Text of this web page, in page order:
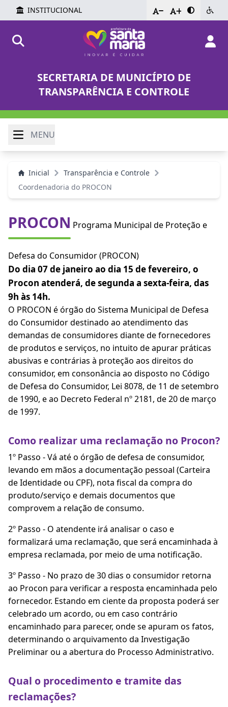
INSTITUCIONAL - +
SECRETARIA DE MUNICÍPIO DE
TRANSPARÊNCIA E CONTROLE
MENU
Inicial
Transparência e Controle
Coordenadoria do PROCON
PROCON Programa Municipal de Proteção e
Defesa do Consumidor (PROCON)
Do dia 07 de janeiro ao dia 15 de fevereiro, o
Procon atenderá, de segunda a sexta-feira, das
9h às 14h.
O PROCON é órgão do Sistema Municipal de Defesa
do Consumidor destinado ao atendimento das
demandas de consumidores diante de fornecedores
de produtos e serviços, no intuito de apurar práticas
abusivas e contrárias à proteção aos direitos do
consumidor, em consonância ao disposto no Código
de Defesa do Consumidor, Lei 8078, de 11 de setembro
de 1990, e ao Decreto Federal nº 2181, de 20 de março
de 1997.
Como realizar uma reclamação no Procon?
1º Passo - Vá até o órgão de defesa de consumidor,
levando em mãos a documentação pessoal (Carteira
de Identidade ou CPF), nota fiscal da compra do
produto/serviço e demais documentos que
comprovem a relação de consumo.
2º Passo - O atendente irá analisar o caso e
formalizará uma reclamação, que será encaminhada à
empresa reclamada, por meio de uma notificação.
3º Passo - No prazo de 30 dias o consumidor retorna
ao Procon para verificar a resposta encaminhada pelo
fornecedor. Estando em ciente da proposta poderá ser
celebrado um acordo, ou em caso contrário
encaminhado para parecer, onde se apuram os fatos,
determinando o arquivamento da Investigação
Preliminar ou a abertura do Processo Administrativo.
Qual o procedimento e tramite das
reclamações?